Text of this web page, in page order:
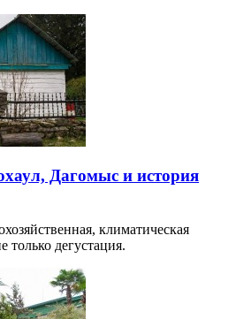
Дагомыс и история
климатическая
только дегустация.